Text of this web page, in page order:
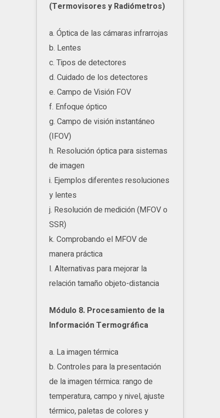
(Termovisores y Radiómetros)
a. Óptica de las cámaras infrarrojas
b. Lentes
c. Tipos de detectores
d. Cuidado de los detectores
e. Campo de Visión FOV
f. Enfoque óptico
g. Campo de visión instantáneo
(IFOV)
h. Resolución óptica para sistemas
de imagen
i. Ejemplos diferentes resoluciones
y lentes
j. Resolución de medición (MFOV o
SSR)
k. Comprobando el MFOV de
manera práctica
l. Alternativas para mejorar la
relación tamaño objeto-distancia
Módulo 8. Procesamiento de la
Información Termográfica
a. La imagen térmica
b. Controles para la presentación
de la imagen térmica: rango de
temperatura, campo y nivel, ajuste
térmico, paletas de colores y